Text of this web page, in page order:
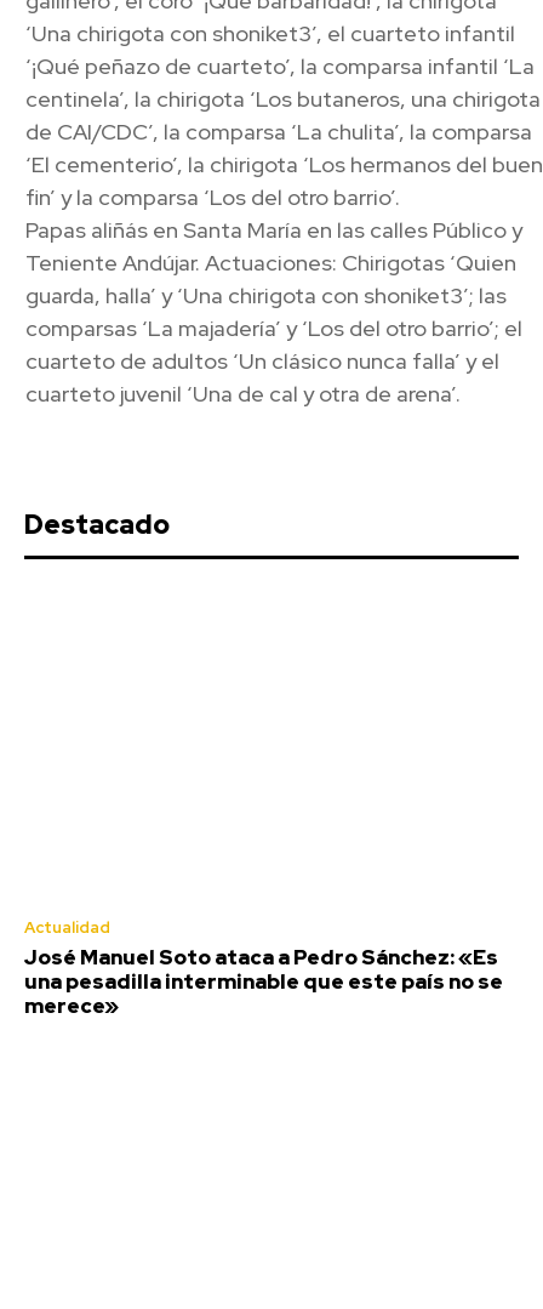
‘Una chirigota con shoniket3’, el cuarteto infantil
‘¡Qué peñazo de cuarteto’, la comparsa infantil ‘La
centinela’, la chirigota ‘Los butaneros, una chirigota
de CAI/CDC’, la comparsa ‘La chulita’, la comparsa
‘El cementerio’, la chirigota ‘Los hermanos del buen
fin’ y la comparsa ‘Los del otro barrio’.
Papas aliñás en Santa María en las calles Público y
Teniente Andújar. Actuaciones: Chirigotas ‘Quien
guarda, halla’ y ‘Una chirigota con shoniket3’; las
comparsas ‘La majadería’ y ‘Los del otro barrio’; el
cuarteto de adultos ‘Un clásico nunca falla’ y el
cuarteto juvenil ‘Una de cal y otra de arena’.
Destacado
Actualidad
José Manuel Soto ataca a Pedro Sánchez: «Es
una pesadilla interminable que este país no se
merece»